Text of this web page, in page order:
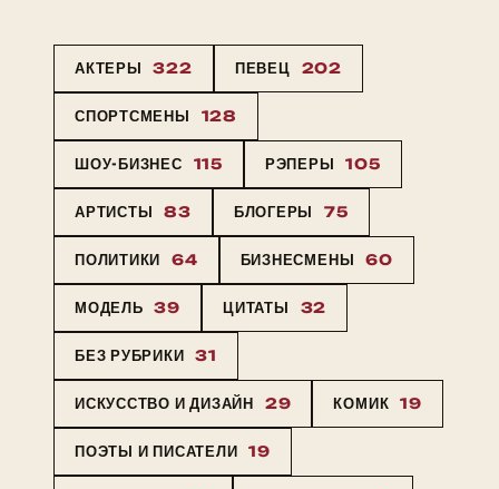
АКТЕРЫ 322 ПЕВЕЦ 202
СПОРТСМЕНЫ 128
ШОУ-БИЗНЕС 115 РЭПЕРЫ 105
АРТИСТЫ 83 БЛОГЕРЫ 75
ПОЛИТИКИ 64 БИЗНЕСМЕНЫ 60
МОДЕЛЬ 39 ЦИТАТЫ 32
БЕЗ РУБРИКИ 31
ИСКУССТВО И ДИЗАЙН 29 КОМИК 19
ПОЭТЫ И ПИСАТЕЛИ 19